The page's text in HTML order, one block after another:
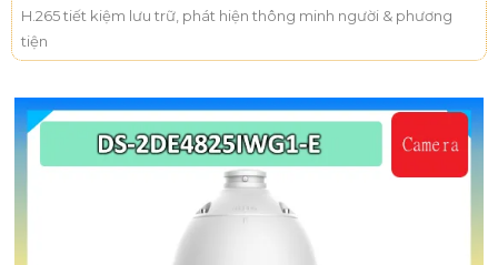
H.265 tiết kiệm lưu trữ, phát hiện thông minh người & phương
tiện